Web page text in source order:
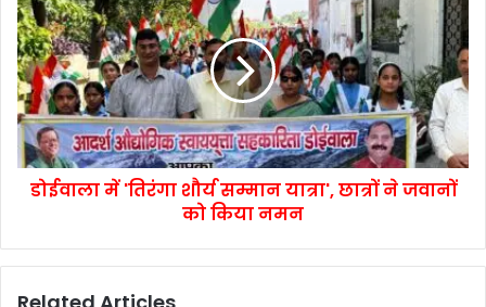
डोईवाला में 'तिरंगा शौर्य सम्मान यात्रा', छात्रों ने जवानों
को किया नमन